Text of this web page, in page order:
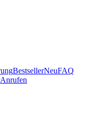
BestsellerNeuFAQ
Anrufen